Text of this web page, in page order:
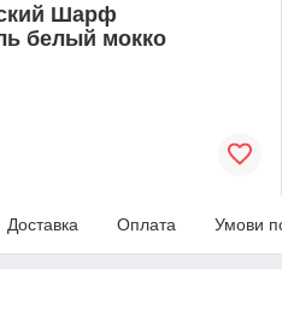
Шарф
белый мокко
Доставка Оплата Умови